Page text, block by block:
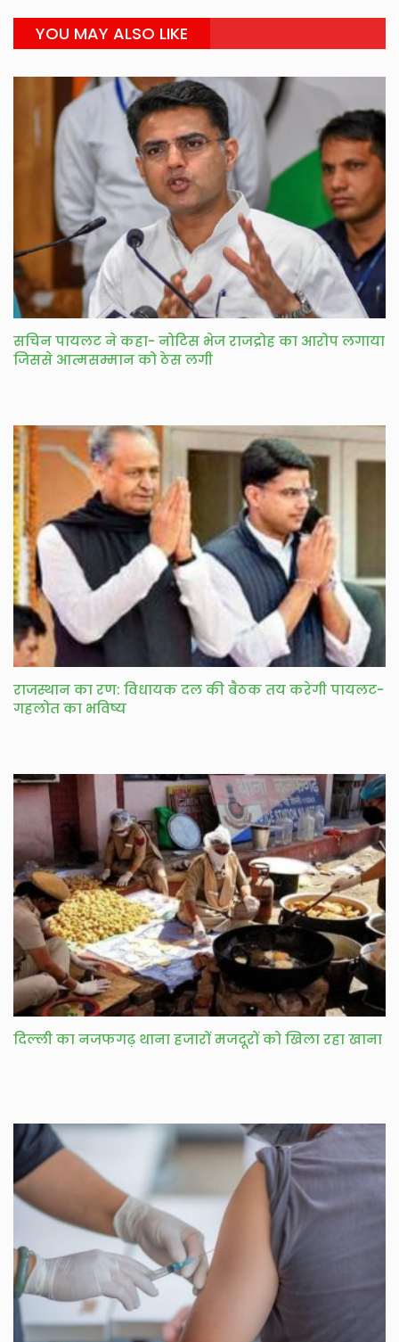
YOU MAY ALSO LIKE
सचिन पायलट ने कहा- नोटिस भेज राजद्रोह का आरोप लगाया
जिससे आत्मसम्मान को ठेस लगी
राजस्थान का रण: विधायक दल की बैठक तय करेगी पायलट-
गहलोत का भविष्य
दिल्ली का नजफगढ़ थाना हजारों मजदूरों को खिला रहा खाना